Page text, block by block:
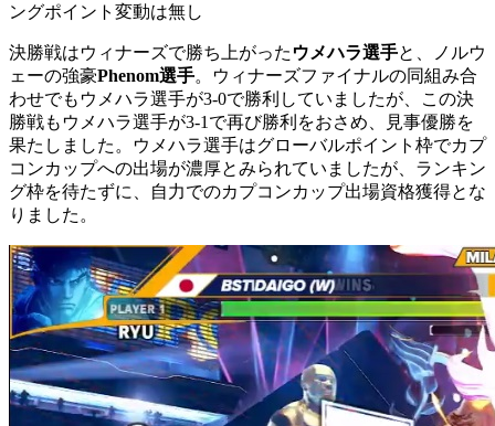
ングポイント変動は無し
決勝戦はウィナーズで勝ち上がった ウメハラ選手と、ノルウ
ェーの強豪Phenom選手。ウィナーズファイナルの同組み合
わせでもウメハラ選手が3-0で勝利していましたが、この決
勝戦もウメハラ選手が3-1で再び勝利をおさめ、見事優勝を
果たしました。ウメハラ選手はグローバルポイント枠でカプ
コンカップへの出場が濃厚とみられていましたが、ランキン
グ枠を待たずに、自力でのカプコンカップ出場資格獲得とな
りました。